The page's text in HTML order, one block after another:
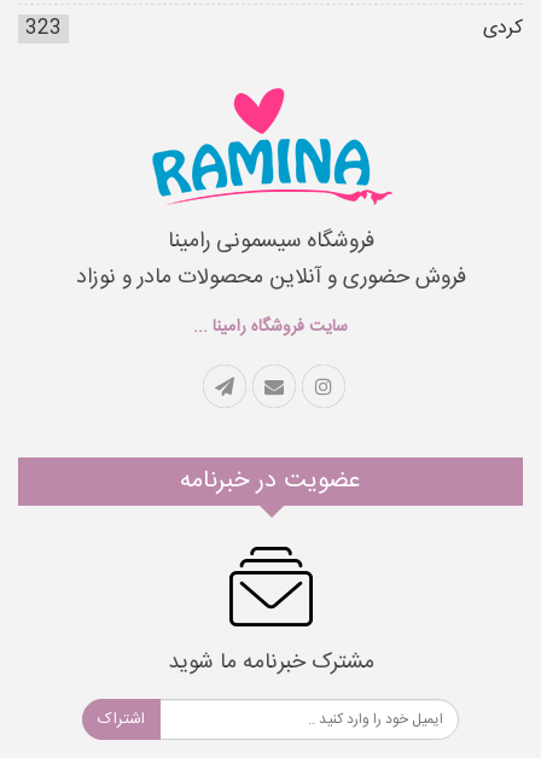
کردی
323
فروشگاه سیسمونی رامینا
فروش حضوری و آنلاین محصولات مادر و نوزاد
سایت فروشگاه رامینا ...
عضویت در خبرنامه
مشترک خبرنامه ما شوید
اشتراک